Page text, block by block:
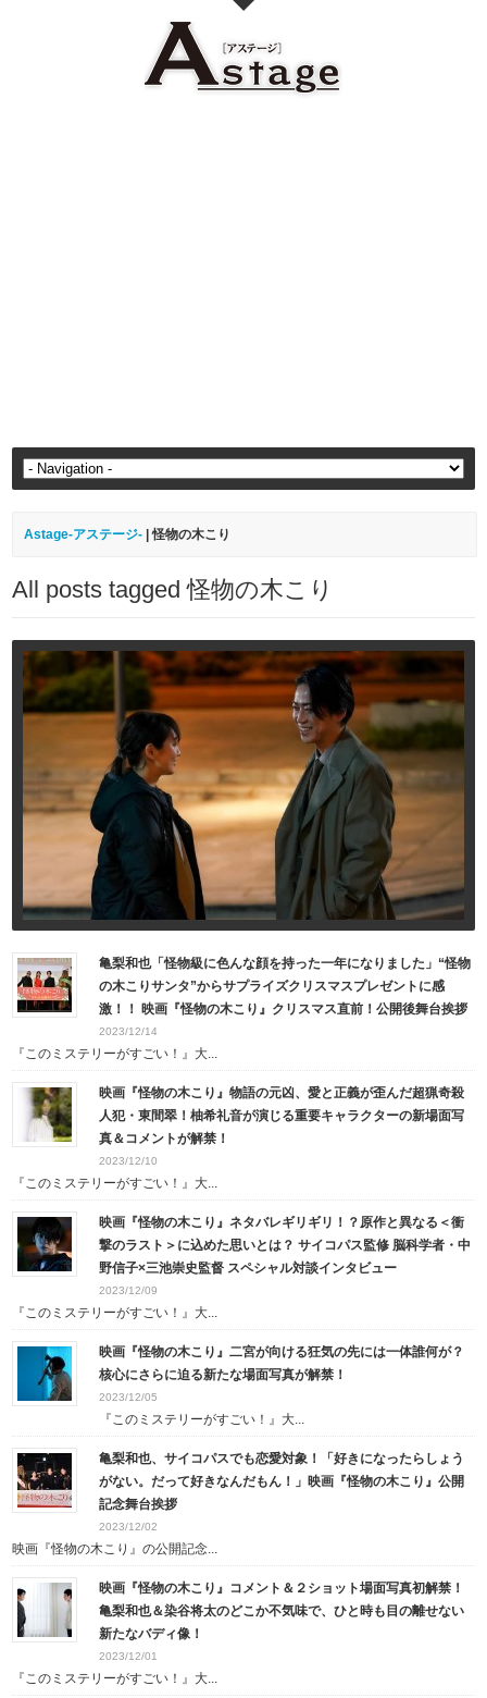
Astage-アステージ- |怪物の木こり
All posts tagged 怪物の木こり
亀梨和也「怪物級に色んな顔を持った一年になりました」“怪物
の木こりサンタ”からサプライズクリスマスプレゼントに感
激！！ 映画『怪物の木こり』クリスマス直前！公開後舞台挨拶
2023/12/14
『このミステリーがすごい！』大...
映画『怪物の木こり』物語の元凶、愛と正義が歪んだ超猟奇殺
人犯・東間翠！柚希礼音が演じる重要キャラクターの新場面写
真＆コメントが解禁！
2023/12/10
『このミステリーがすごい！』大...
映画『怪物の木こり』ネタバレギリギリ！？原作と異なる＜衝
撃のラスト＞に込めた思いとは？ サイコパス監修 脳科学者・中
野信子×三池崇史監督 スペシャル対談インタビュー
2023/12/09
『このミステリーがすごい！』大...
映画『怪物の木こり』二宮が向ける狂気の先には一体誰何が？
核心にさらに迫る新たな場面写真が解禁！
2023/12/05
『このミステリーがすごい！』大...
亀梨和也、サイコパスでも恋愛対象！「好きになったらしょう
がない。だって好きなんだもん！」映画『怪物の木こり』公開
記念舞台挨拶
2023/12/02
映画『怪物の木こり』の公開記念...
映画『怪物の木こり』コメント＆２ショット場面写真初解禁！
亀梨和也＆染谷将太のどこか不気味で、ひと時も目の離せない
新たなバディ像！
2023/12/01
『このミステリーがすごい！』大...